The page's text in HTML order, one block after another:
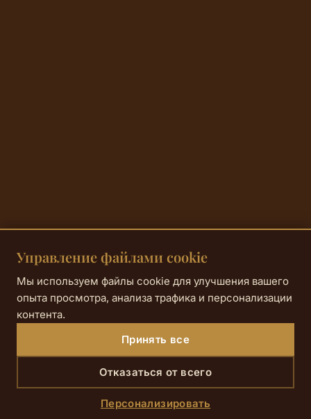
Управление файлами cookie
Мы используем файлы cookie для улучшения вашего
опыта просмотра, анализа трафика и персонализации
контента.
Принять все
Отказаться от всего
Персонализировать